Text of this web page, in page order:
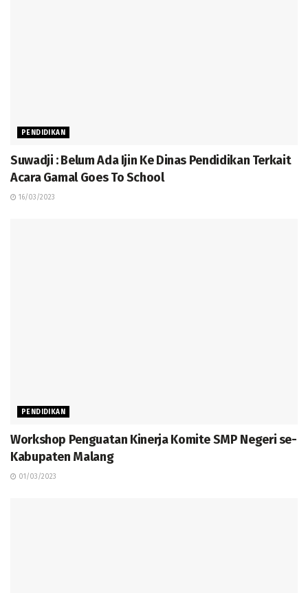
PENDIDIKAN
Suwadji : Belum Ada Ijin Ke Dinas Pendidikan Terkait
Acara Gamal Goes To School
16/03/2023
PENDIDIKAN
Workshop Penguatan Kinerja Komite SMP Negeri se-
Kabupaten Malang
01/03/2023